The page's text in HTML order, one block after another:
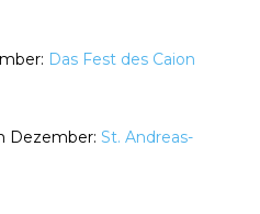
Das Fest des Caion
Dezember: St. Andreas-